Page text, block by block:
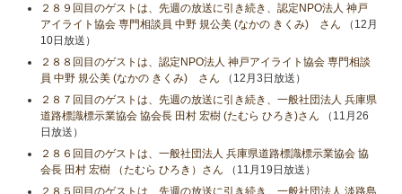
２８９回目のゲストは、先週の放送に引き続き、認定NPO法人 神戸
アイライト協会 専門相談員 中野 規公美 (なかの きくみ) さん （12月
10日放送）
２８８回目のゲストは、認定NPO法人 神戸アイライト協会 専門相談
員 中野 規公美 (なかの きくみ) さん （12月3日放送）
２８７回目のゲストは、先週の放送に引き続き、一般社団法人 兵庫県
道路標識標示業協会 協会長 田村 宏樹 (たむら ひろき)さん （11月26
日放送）
２８６回目のゲストは、一般社団法人 兵庫県道路標識標示業協会 協
会長 田村 宏樹 （たむら ひろき）さん （11月19日放送）
２８５回目のゲストは、先週の放送に引き続き、一般社団法人 淡路島